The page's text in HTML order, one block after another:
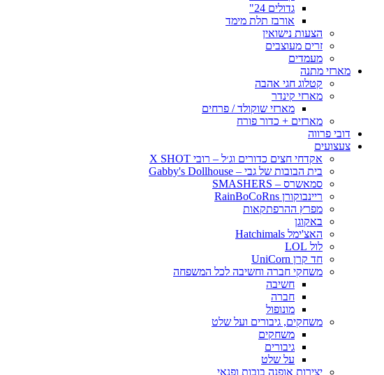
גדולים 24"
אורבז תלת מימד
הצעות נישואין
זרים מעוצבים
מעמדים
מארזי מתנה
קטלוג חגי אהבה
מארזי קינדר
מארזי שוקולד / פרחים
מארזים + כדור פורח
דובי פרווה
צעצועים
אקדחי חצים כדורים וג׳ל – רובי X SHOT
בית הבובות של גבי – Gabby's Dollhouse
סמאשרס – SMASHERS
ריינבוקורן RainBoCoRns
מפרץ ההרפתקאות
באקוגן
האצ'ימל Hatchimals
לול LOL
חד קרן UniCorn
משחקי חברה וחשיבה לכל המשפחה
חשיבה
חברה
מונופול
משחקים, גיבורים ועל שלט
משחקים
גיבורים
על שלט
יצירות אופנה בובות ופנאי